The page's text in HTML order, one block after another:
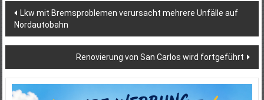
Beitragsnavigation
Lkw mit Bremsproblemen verursacht mehrere Unfälle auf
Nordautobahn
Renovierung von San Carlos wird fortgeführt